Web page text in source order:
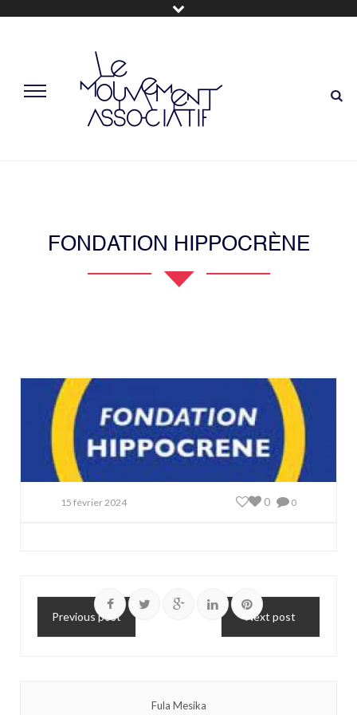
FONDATION HIPPOCRÈNE
15 février 2024 0
0
Previous post Next post
Fula Mesika